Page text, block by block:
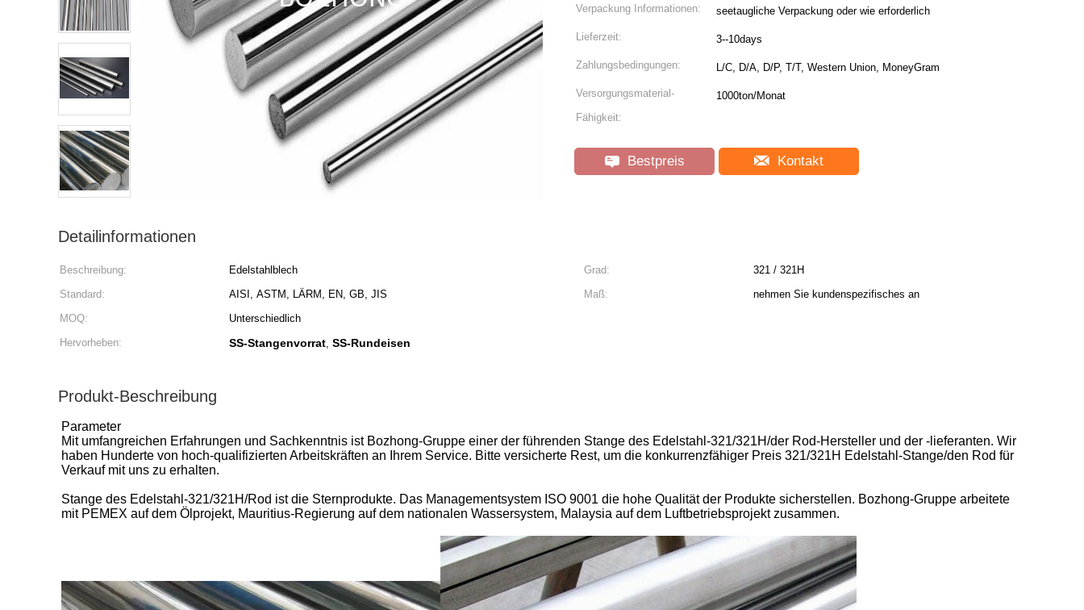
Verpackung Informationen: seetaugliche Verpackung oder wie erforderlich
Lieferzeit: 3--10days
Zahlungsbedingungen: L/C, D/A, D/P, T/T, Western Union, MoneyGram
Versorgungsmaterial-
Fähigkeit:
1000ton/Monat
Bestpreis Kontakt
Detailinformationen
Beschreibung: Edelstahlblech Grad:
321 / 321H
Standard:
AISI, ASTM, LÄRM, EN, GB, JIS Maß:
nehmen Sie kundenspezifisches an
MOQ:
Unterschiedlich
Hervorheben:
SS-Stangenvorrat, SS-Rundeisen
Produkt-Beschreibung
Parameter
Mit umfangreichen Erfahrungen und Sachkenntnis ist Bozhong-Gruppe einer der führenden Stange des Edelstahl-321/321H/der Rod-Hersteller und der -lieferanten. Wir
haben Hunderte von hoch-qualifizierten Arbeitskräften an Ihrem Service. Bitte versicherte Rest, um die konkurrenzfähiger Preis 321/321H Edelstahl-Stange/den Rod für
Verkauf mit uns zu erhalten.
Stange des Edelstahl-321/321H/Rod ist die Sternprodukte. Das Managementsystem ISO 9001 die hohe Qualität der Produkte sicherstellen. Bozhong-Gruppe arbeitete
mit PEMEX auf dem Ölprojekt, Mauritius-Regierung auf dem nationalen Wassersystem, Malaysia auf dem Luftbetriebsprojekt zusammen.